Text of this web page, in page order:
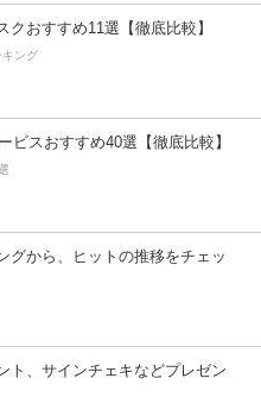
クおすすめ11選【徹底比較】
キング
ビスおすすめ40選【徹底比較】
グから、ヒットの推移をチェッ
ト、サインチェキなどプレゼン